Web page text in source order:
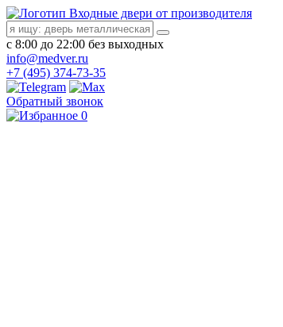
Входные двери от производителя
с 8:00 до 22:00 без выходных
info@medver.ru
+7 (495) 374-73-35
Обратный звонок
0